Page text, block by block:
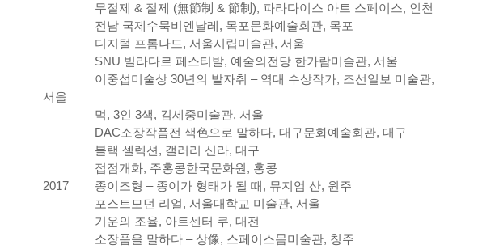
무절제 & 절제 (無節制 & 節制), 파라다이스 아트 스페이스, 인천
전남 국제수묵비엔날레, 목포문화예술회관, 목포
디지털 프롬나드, 서울시립미술관, 서울
SNU 빌라다르 페스티발, 예술의전당 한가람미술관, 서울
이중섭미술상 30년의 발자취 – 역대 수상작가, 조선일보 미술관,
서울
먹, 3인 3색, 김세중미술관, 서울
DAC소장작품전 색色으로 말하다, 대구문화예술회관, 대구
블랙 셀렉션, 갤러리 신라, 대구
접점개화, 주홍콩한국문화원, 홍콩
2017
종이조형 – 종이가 형태가 될 때, 뮤지엄 산, 원주
포스트모던 리얼, 서울대학교 미술관, 서울
기운의 조율, 아트센터 쿠, 대전
소장품을 말하다 – 상像, 스페이스몸미술관, 청주